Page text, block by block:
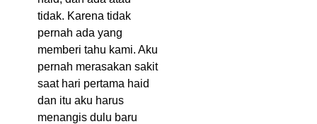
tidak. Karena tidak
pernah ada yang
memberi tahu kami. Aku
pernah merasakan sakit
saat hari pertama haid
dan itu aku harus
menangis dulu baru